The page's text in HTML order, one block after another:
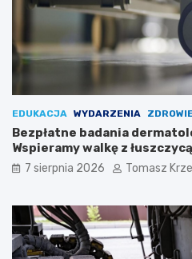
EDUKACJA WYDARZENIA
Bezpłatne badania
Wspieramy walkę z
7 sierpnia 2026 Tomasz